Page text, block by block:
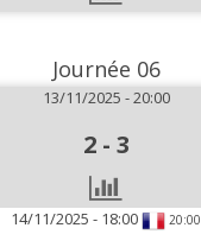
Journée 06
13/11/2025 - 20:00
2 - 3
14/11/2025 - 18:00
20:00